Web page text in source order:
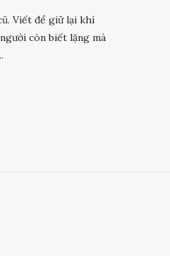
Viết để giữ lại khí
còn biết lặng mà